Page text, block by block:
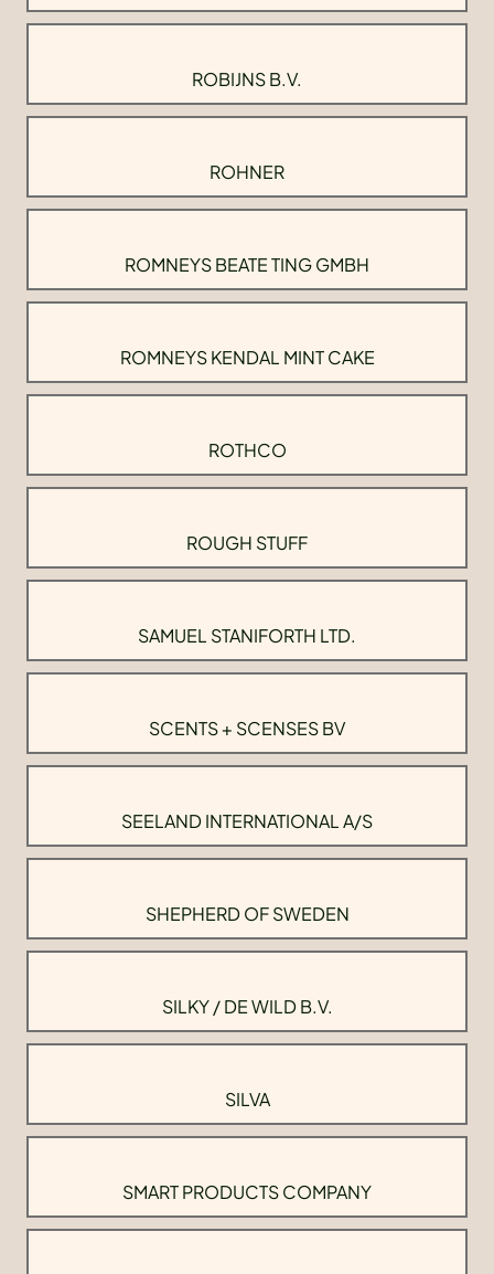
ROBIJNS B.V.
ROHNER
ROMNEYS BEATE TING GMBH
ROMNEYS KENDAL MINT CAKE
ROTHCO
ROUGH STUFF
SAMUEL STANIFORTH LTD.
SCENTS + SCENSES BV
SEELAND INTERNATIONAL A/S
SHEPHERD OF SWEDEN
SILKY / DE WILD B.V.
SILVA
SMART PRODUCTS COMPANY